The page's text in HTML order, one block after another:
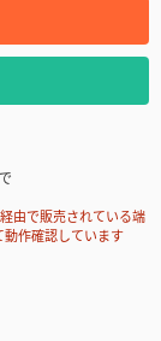
由で販売されている端
動作確認しています